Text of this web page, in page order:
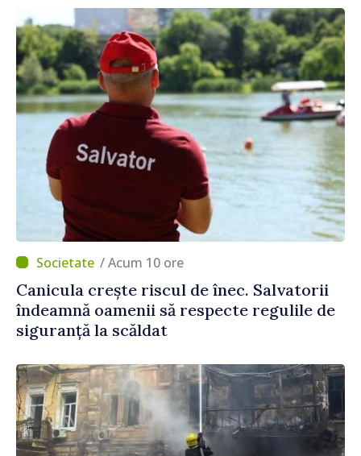
/ Acum 10 ore
Canicula crește riscul de înec. Salvatorii
îndeamnă oamenii să respecte regulile de
siguranță la scăldat